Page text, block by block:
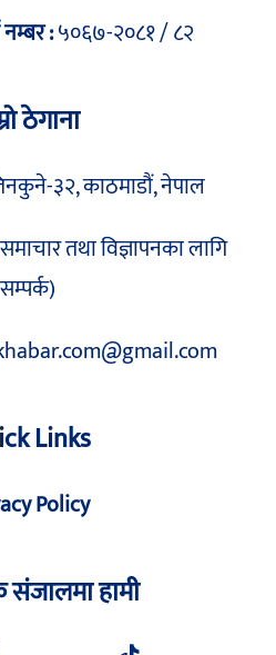
:५०६७-२०८१ / ८२
ठेगाना
३२, काठमाडौं, नेपाल
तथा विज्ञापनका लागि
सम्पर्क)
Links
Policy
हामी